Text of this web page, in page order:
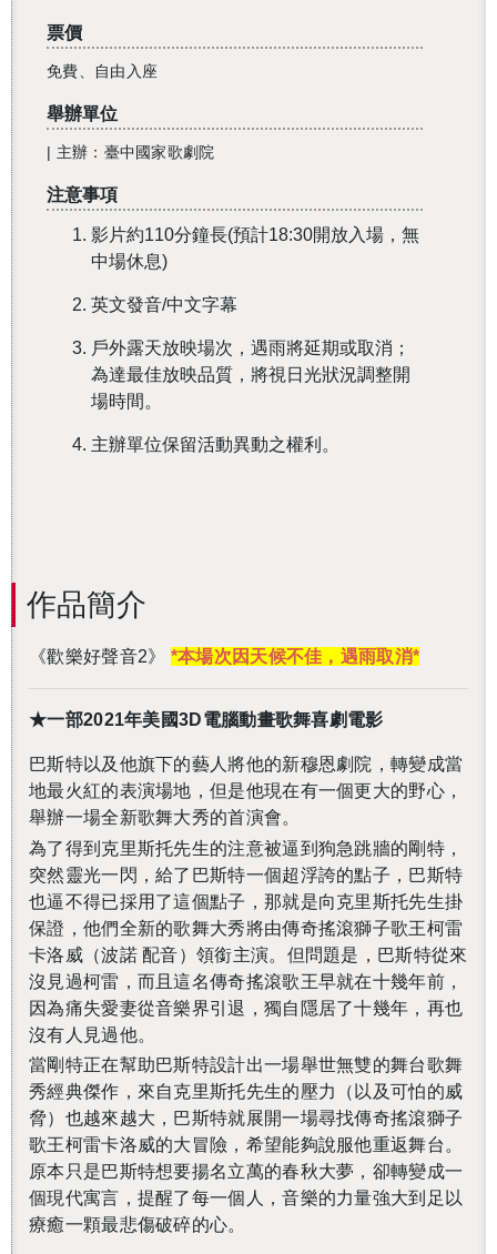
票價
免費、自由入座
舉辦單位
| 主辦：臺中國家歌劇院
注意事項
影片約110分鐘長(預計18:30開放入場，無
中場休息)
英文發音/中文字幕
戶外露天放映場次，遇雨將延期或取消；
為達最佳放映品質，將視日光狀況調整開
場時間。
主辦單位保留活動異動之權利。
作品簡介
《歡樂好聲音2》 *本場次因天候不佳，遇雨取消*
★一部2021年美國3D電腦動畫歌舞喜劇電影
巴斯特以及他旗下的藝人將他的新穆恩劇院，轉變成當
地最火紅的表演場地，但是他現在有一個更大的野心，
舉辦一場全新歌舞大秀的首演會。
為了得到克里斯托先生的注意被逼到狗急跳牆的剛特，
突然靈光一閃，給了巴斯特一個超浮誇的點子，巴斯特
也逼不得已採用了這個點子，那就是向克里斯托先生掛
保證，他們全新的歌舞大秀將由傳奇搖滾獅子歌王柯雷
卡洛威（波諾 配音）領銜主演。但問題是，巴斯特從來
沒見過柯雷，而且這名傳奇搖滾歌王早就在十幾年前，
因為痛失愛妻從音樂界引退，獨自隱居了十幾年，再也
沒有人見過他。
當剛特正在幫助巴斯特設計出一場舉世無雙的舞台歌舞
秀經典傑作，來自克里斯托先生的壓力（以及可怕的威
脅）也越來越大，巴斯特就展開一場尋找傳奇搖滾獅子
歌王柯雷卡洛威的大冒險，希望能夠說服他重返舞台。
原本只是巴斯特想要揚名立萬的春秋大夢，卻轉變成一
個現代寓言，提醒了每一個人，音樂的力量強大到足以
療癒一顆最悲傷破碎的心。